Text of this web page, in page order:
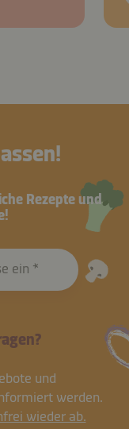
Rezepte und
ein
und
werden.
wieder ab.